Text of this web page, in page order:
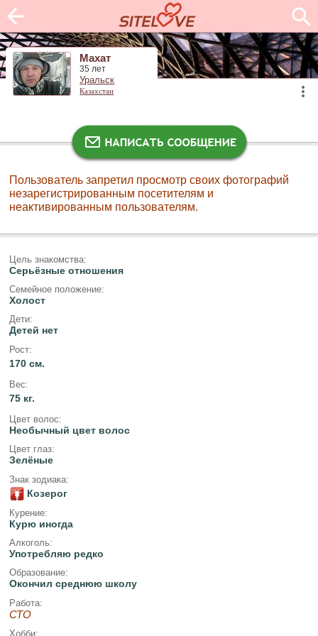
Махат
35 лет
Уральск
Казахстан
Пользователь запретил просмотр своих фотографий
незарегистрированным посетителям и
неактивированным пользователям.
Цель знакомства:
Серьёзные отношения
Семейное положение:
Холост
Дети:
Детей нет
Рост:
170 см.
Вес:
75 кг.
Цвет волос:
Необычный цвет волос
Цвет глаз:
Зелёные
Знак зодиака:
Козерог
Курение:
Курю иногда
Алкоголь:
Употребляю редко
Образование:
Окончил среднюю школу
Работа:
СТО
Хобби: